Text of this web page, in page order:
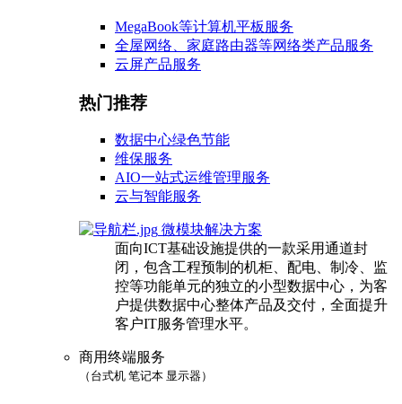
MegaBook等计算机平板服务
全屋网络、家庭路由器等网络类产品服务
云屏产品服务
热门推荐
数据中心绿色节能
维保服务
AIO一站式运维管理服务
云与智能服务
微模块解决方案
面向ICT基础设施提供的一款采用通道封
闭，包含工程预制的机柜、配电、制冷、监
控等功能单元的独立的小型数据中心，为客
户提供数据中心整体产品及交付，全面提升
客户IT服务管理水平。
商用终端服务
（台式机 笔记本 显示器）